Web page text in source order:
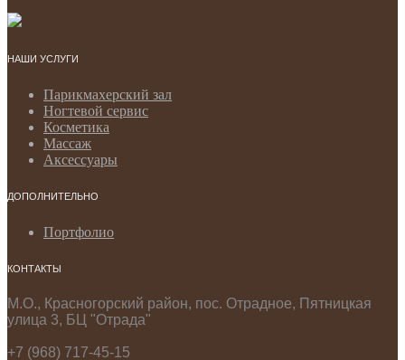
НАШИ УСЛУГИ
Парикмахерский зал
Ногтевой сервис
Косметика
Массаж
Аксессуары
ДОПОЛНИТЕЛЬНО
Портфолио
КОНТАКТЫ
М.О., Красногорский район, пос. Отрадное, Пятницкая
улица 3, БЦ "Отрада"
+7 (968) 717-45-15